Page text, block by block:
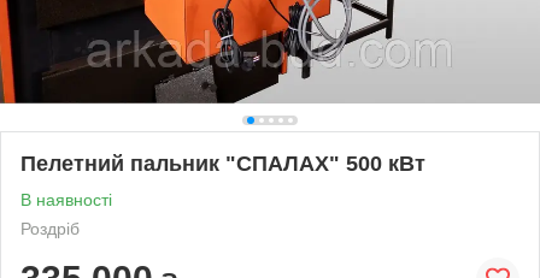
Пелетний пальник "СПАЛАХ" 500 кВт
В наявності
Роздріб